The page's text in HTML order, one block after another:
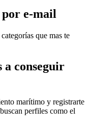
e-mail
que mas te
a conseguir
marítimo y registrarte
perfiles como el